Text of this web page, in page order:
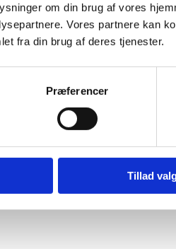
om din brug af vores
Vores partnere kan
fra din brug af deres tjenester.
Præferencer
Tillad